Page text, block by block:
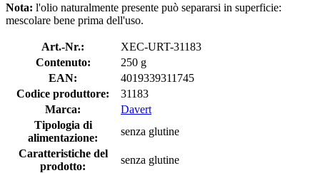
Nota: l'olio naturalmente presente può separarsi in superficie:
mescolare bene prima dell'uso.
Art.-Nr.:
XEC-URT-31183
Contenuto:
250 g
EAN:
4019339311745
Codice produttore:
31183
Marca:
Davert
Tipologia di
alimentazione:
senza glutine
Caratteristiche del
prodotto:
senza glutine